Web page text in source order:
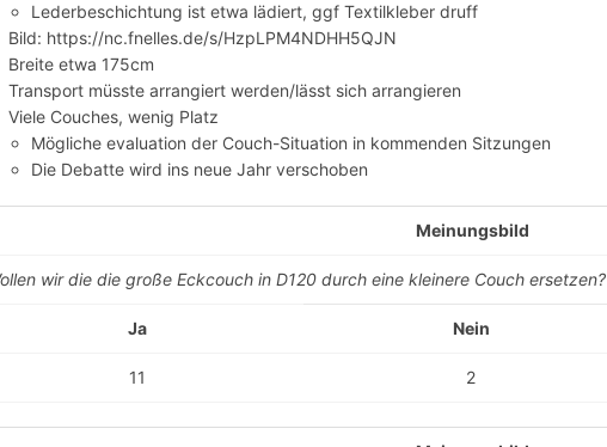
Lederbeschichtung ist etwa lädiert, ggf Textilkleber druff
Bild: https://nc.fnelles.de/s/HzpLPM4NDHH5QJN
Breite etwa 175cm
Transport müsste arrangiert werden/lässt sich arrangieren
Viele Couches, wenig Platz
Mögliche evaluation der Couch-Situation in kommenden Sitzungen
Die Debatte wird ins neue Jahr verschoben
Meinungsbild
wir die die große Eckcouch in D120 durch eine kleinere Couch ersetzen?
Ja Nein
11 2